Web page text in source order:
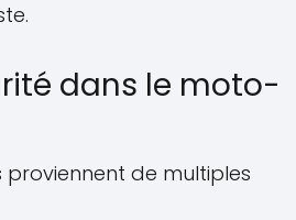
dans le moto-
proviennent de multiples